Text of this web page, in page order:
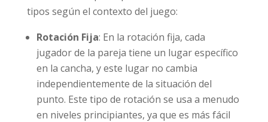
tipos según el contexto del juego:
Rotación Fija: En la rotación fija, cada
jugador de la pareja tiene un lugar específico
en la cancha, y este lugar no cambia
independientemente de la situación del
punto. Este tipo de rotación se usa a menudo
en niveles principiantes, ya que es más fácil